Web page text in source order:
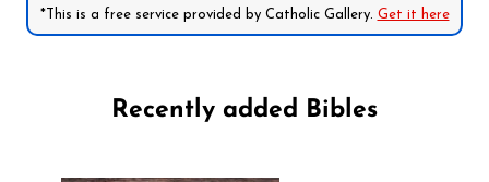
*This is a free service provided by Catholic Gallery. Get it here
Recently added Bibles